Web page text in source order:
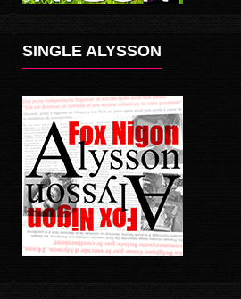
SINGLE ALYSSON